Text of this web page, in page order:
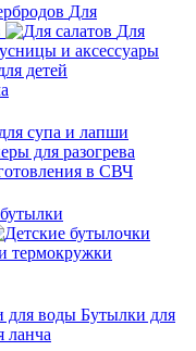
Для
Для
и аксессуары
детей
супа и лапши
для разогрева
в СВЧ
Бутылки для
ланча